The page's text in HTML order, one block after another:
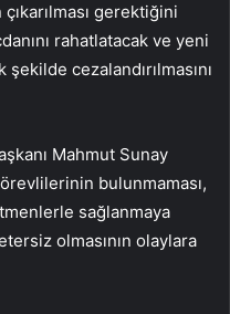
gerektiğini
rahatlatacak ve yeni
şekilde cezalandırılmasını
Mahmut Sunay
bulunmaması,
sağlanmaya
olmasının olaylara